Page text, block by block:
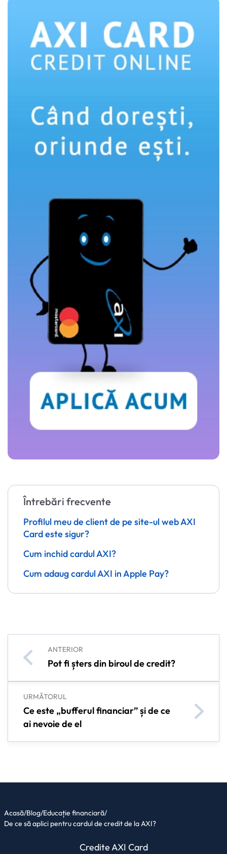
Întrebări frecvente
Profilul meu de client de pe site-ul web AXI
Card este sigur?
Cum inchid cardul AXI?
Cum adaug cardul AXI in Apple Pay?
ANTERIOR
Pot fi șters din biroul de credit?
URMĂTORUL
Ce este „bufferul financiar” și de ce
ai nevoie de el
Acasă/Blog/Educație financiară/
De ce să aplici pentru cardul de credit de la AXI?
Credite AXI Card